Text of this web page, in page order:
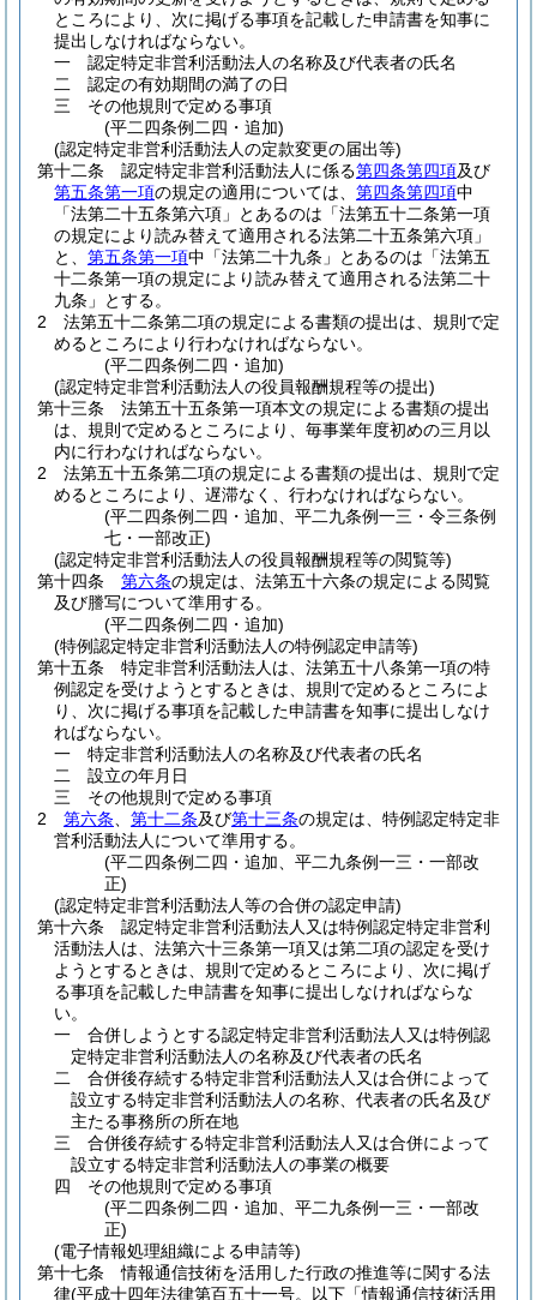
ところにより、次に掲げる事項を記載した申請書を知事に
提出しなければならない。
一
認定特定非営利活動法人の名称及び代表者の氏名
二
認定の有効期間の満了の日
三
その他規則で定める事項
(平二四条例二四・追加)
(認定特定非営利活動法人の定款変更の届出等)
第十二条
認定特定非営利活動法人に係る第四条第四項及び
第五条第一項の規定の適用については、 第四条第四項中
「法第二十五条第六項」とあるのは「法第五十二条第一項
の規定により読み替えて適用される法第二十五条第六項」
と、 第五条第一項中「法第二十九条」とあるのは「法第五
十二条第一項の規定により読み替えて適用される法第二十
九条」とする。
2
法第五十二条第二項の規定による書類の提出は、規則で定
めるところにより行わなければならない。
(平二四条例二四・追加)
(認定特定非営利活動法人の役員報酬規程等の提出)
第十三条
法第五十五条第一項本文の規定による書類の提出
は、規則で定めるところにより、毎事業年度初めの三月以
内に行わなければならない。
2
法第五十五条第二項の規定による書類の提出は、規則で定
めるところにより、遅滞なく、行わなければならない。
(平二四条例二四・追加、平二九条例一三・令三条例
七・一部改正)
(認定特定非営利活動法人の役員報酬規程等の閲覧等)
第十四条
第六条の規定は、法第五十六条の規定による閲覧
及び謄写について準用する。
(平二四条例二四・追加)
(特例認定特定非営利活動法人の特例認定申請等)
第十五条
特定非営利活動法人は、法第五十八条第一項の特
例認定を受けようとするときは、規則で定めるところによ
り、次に掲げる事項を記載した申請書を知事に提出しなけ
ればならない。
一
特定非営利活動法人の名称及び代表者の氏名
二
設立の年月日
三
その他規則で定める事項
2
第六条 第十二条及び第十三条の規定は、特例認定特定非
営利活動法人について準用する。
(平二四条例二四・追加、平二九条例一三・一部改
正)
(認定特定非営利活動法人等の合併の認定申請)
第十六条
認定特定非営利活動法人又は特例認定特定非営利
活動法人は、法第六十三条第一項又は第二項の認定を受け
ようとするときは、規則で定めるところにより、次に掲げ
る事項を記載した申請書を知事に提出しなければならな
い。
一
合併しようとする認定特定非営利活動法人又は特例認
定特定非営利活動法人の名称及び代表者の氏名
二
合併後存続する特定非営利活動法人又は合併によって
設立する特定非営利活動法人の名称、代表者の氏名及び
主たる事務所の所在地
三
合併後存続する特定非営利活動法人又は合併によって
設立する特定非営利活動法人の事業の概要
四
その他規則で定める事項
(平二四条例二四・追加、平二九条例一三・一部改
正)
(電子情報処理組織による申請等)
第十七条
情報通信技術を活用した行政の推進等に関する法
律(平成十四年法律第百五十一号。以下「情報通信技術活用